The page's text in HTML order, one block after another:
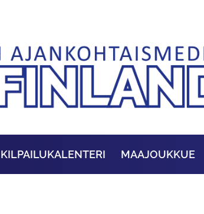
KILPAILUKALENTERI MAAJOUKKUE